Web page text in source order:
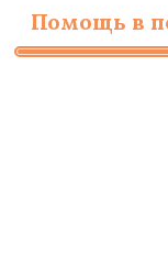
Помощь в